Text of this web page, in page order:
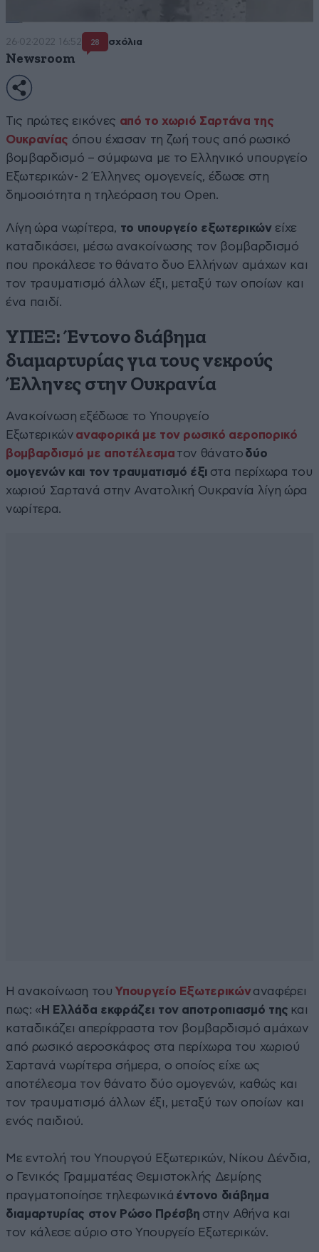
26·02·2022 16:52 28 σχόλια
Newsroom
Τις πρώτες εικόνες από το χωριό Σαρτάνα της
Ουκρανίας όπου έχασαν τη ζωή τους από ρωσικό
βομβαρδισμό – σύμφωνα με το Ελληνικό υπουργείο
Εξωτερικών- 2 Έλληνες ομογενείς, έδωσε στη
δημοσιότητα η τηλεόραση του Open.
Λίγη ώρα νωρίτερα, το υπουργείο εξωτερικώνείχε
καταδικάσει, μέσω ανακοίνωσης τον βομβαρδισμό
που προκάλεσε το θάνατο δυο Ελλήνων αμάχων και
τον τραυματισμό άλλων έξι, μεταξύ των οποίων και
ένα παιδί.
ΥΠΕΞ: Έντονο διάβημα
διαμαρτυρίας για τους νεκρούς
Έλληνες στην Ουκρανία
Ανακοίνωση εξέδωσε το Υπουργείο
Εξωτερικών αναφορικά με τον ρωσικό αεροπορικό
βομβαρδισμό με αποτέλεσμα τον θάνατο δύο
ομογενών και τον τραυματισμό έξι στα περίχωρα του
χωριού Σαρτανά στην Ανατολική Ουκρανία λίγη ώρα
νωρίτερα.
Η ανακοίνωση του Υπουργείο Εξωτερικώναναφέρει
πως: « Η Ελλάδα εκφράζει τον αποτροπιασμό της και
καταδικάζει απερίφραστα τον βομβαρδισμό αμάχων
από ρωσικό αεροσκάφος στα περίχωρα του χωριού
Σαρτανά νωρίτερα σήμερα, ο οποίος είχε ως
αποτέλεσμα τον θάνατο δύο ομογενών, καθώς και
τον τραυματισμό άλλων έξι, μεταξύ των οποίων και
ενός παιδιού.
Με εντολή του Υπουργού Εξωτερικών, Νίκου Δένδια,
ο Γενικός Γραμματέας Θεμιστοκλής Δεμίρης
πραγματοποίησε τηλεφωνικά έντονο διάβημα
διαμαρτυρίας στον Ρώσο Πρέσβη στην Αθήνα και
τον κάλεσε αύριο στο Υπουργείο Εξωτερικών.